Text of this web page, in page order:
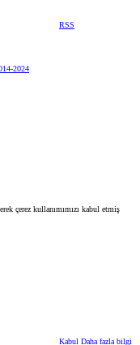
RSS
2024
çerez kullanımımızı kabul etmiş
Kabul Daha fazla bilgi